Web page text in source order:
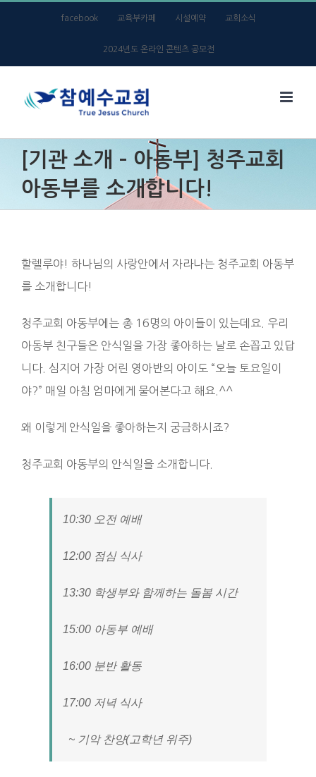
facebook 교육부카페 시설예약 교회소식
2024년도 온라인 콘텐츠 공모전
[기관 소개 – 아동부] 청주교회
아동부를 소개합니다!
할렐루야! 하나님의 사랑안에서 자라나는 청주교회 아동부
를 소개합니다!
청주교회 아동부에는 총 16명의 아이들이 있는데요. 우리
아동부 친구들은 안식일을 가장 좋아하는 날로 손꼽고 있답
니다. 심지어 가장 어린 영아반의 아이도 “오늘 토요일이
야?” 매일 아침 엄마에게 물어본다고 해요.^^
왜 이렇게 안식일을 좋아하는지 궁금하시죠?
청주교회 아동부의 안식일을 소개합니다.
10:30 오전 예배
12:00 점심 식사
13:30 학생부와 함께하는 돌봄 시간
15:00 아동부 예배
16:00 분반 활동
17:00 저녁 식사
~ 기악 찬양(고학년 위주)